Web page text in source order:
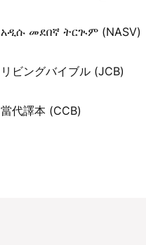
አዲሱ መደበኛ ትርጒም (NASV)
リビングバイブル (JCB)
當代譯本 (CCB)